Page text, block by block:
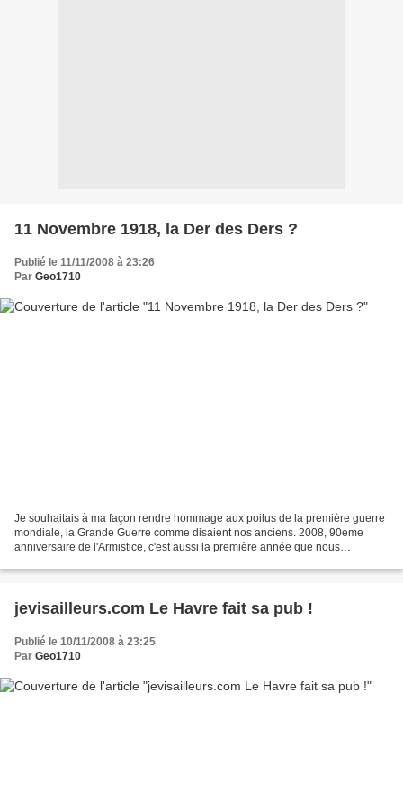
11 Novembre 1918, la Der des Ders ?
Publié le 11/11/2008 à 23:26
Par Geo1710
Je souhaitais à ma façon rendre hommage aux poilus de la première guerre
mondiale, la Grande Guerre comme disaient nos anciens. 2008, 90eme
anniversaire de l'Armistice, c'est aussi la première année que nous
jevisailleurs.com Le Havre fait sa pub !
Publié le 10/11/2008 à 23:25
Par Geo1710